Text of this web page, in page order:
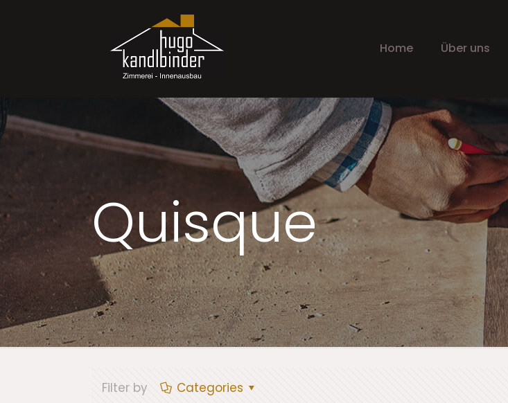
Home Über uns
Quisque
Filter by Categories